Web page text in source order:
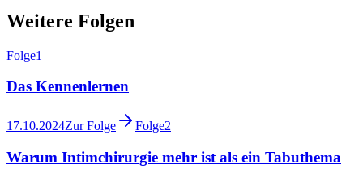
Weitere Folgen
Folge1
Das Kennenlernen
17.10.2024Zur Folge Folge2
Warum Intimchirurgie mehr ist als ein Tabuthema